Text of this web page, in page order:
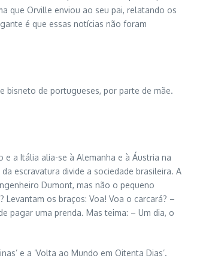
que Orville enviou ao seu pai, relatando os
é que essas notícias não foram
bisneto de portugueses, por parte de mãe.
e a Itália alia-se à Alemanha e à Áustria na
escravatura divide a sociedade brasileira. A
Dumont, mas não o pequeno
os braços: Voa! Voa o carcará? –
pagar uma prenda. Mas teima: – Um dia, o
e a ‘Volta ao Mundo em Oitenta Dias’.